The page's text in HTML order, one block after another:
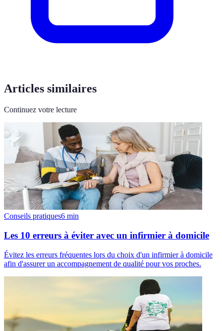
Articles similaires
Continuez votre lecture
Conseils pratiques6 min
Les 10 erreurs à éviter avec un infirmier à domicile
Évitez les erreurs fréquentes lors du choix d'un infirmier à domicile
afin d'assurer un accompagnement de qualité pour vos proches.